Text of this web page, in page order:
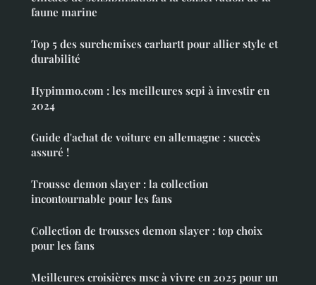
faune marine
Top 5 des surchemises carhartt pour allier style et
durabilité
Hypimmo.com : les meilleures scpi à investir en
2024
Guide d'achat de voiture en allemagne : succès
assuré !
Trousse demon slayer : la collection
incontournable pour les fans
Collection de trousses demon slayer : top choix
pour les fans
Meilleures croisières msc à vivre en 2025 pour un